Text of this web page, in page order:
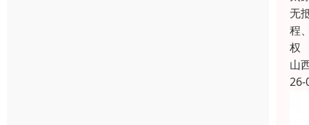
无
程
权
山
26-